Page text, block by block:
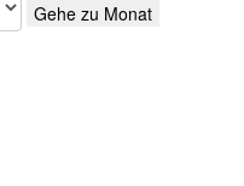
Gehe zu Monat